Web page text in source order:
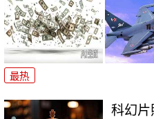
最热
科幻片